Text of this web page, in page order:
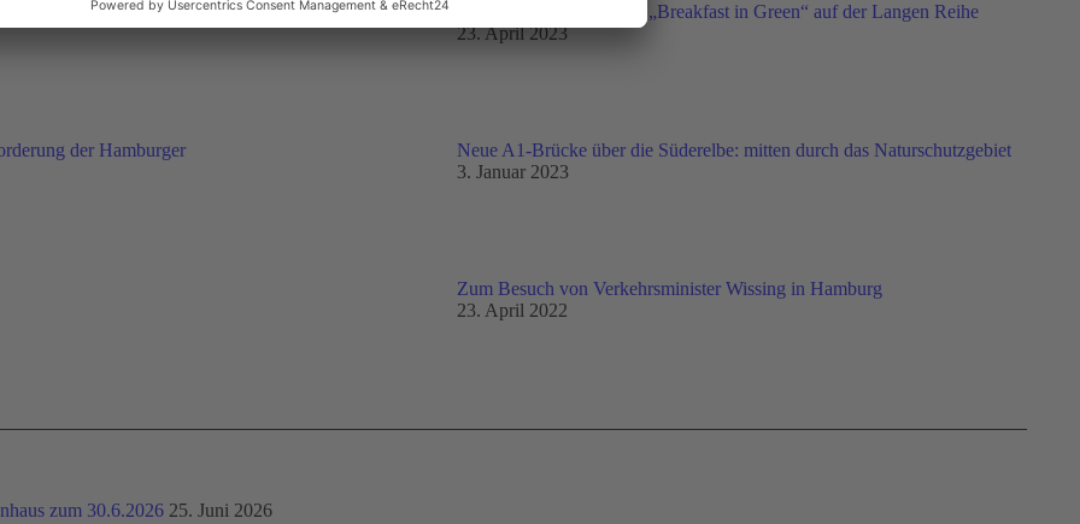
2024 in St. Georg
22.April 2023: Sonniges „Breakfast in Green“ auf der Langen Reihe
23. April 2023
der Hamburger
Neue A1-Brücke über die Süderelbe: mitten durch das Naturschutzgebiet
3. Januar 2023
Zum Besuch von Verkehrsminister Wissing in Hamburg
23. April 2022
zum 30.6.2026 25. Juni 2026